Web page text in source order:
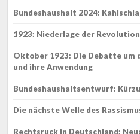
Bundeshaushalt 2024:
1923: Niederlage der Revolution
Oktober 1923: Die Debatte um
und ihre Anwendung
Bundeshaushaltsentwurf:
Die nächste Welle des
Rechtsruck in Deutschland: